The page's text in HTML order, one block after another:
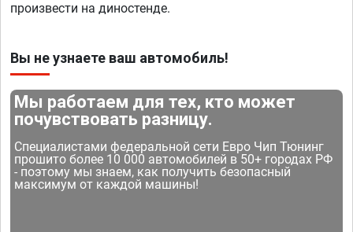
произвести на диностенде.
Вы не узнаете ваш автомобиль!
Мы работаем для тех, кто может
почувствовать разницу.
Специалистами федеральной сети Евро Чип Тюнинг
прошито более 10 000 автомобилей в 50+ городах РФ
- поэтому мы знаем, как получить безопасный
максимум от каждой машины!